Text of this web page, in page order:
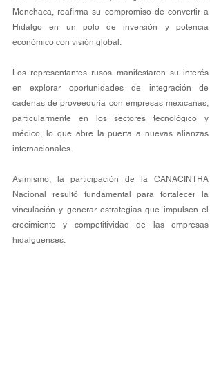
Menchaca, reafirma su compromiso de convertir a
Hidalgo en un polo de inversión y potencia
económico con visión global.
Los representantes rusos manifestaron su interés
en explorar oportunidades de integración de
cadenas de proveeduría con empresas mexicanas,
particularmente en los sectores tecnológico y
médico, lo que abre la puerta a nuevas alianzas
internacionales.
Asimismo, la participación de la CANACINTRA
Nacional resultó fundamental para fortalecer la
vinculación y generar estrategias que impulsen el
crecimiento y competitividad de las empresas
hidalguenses.